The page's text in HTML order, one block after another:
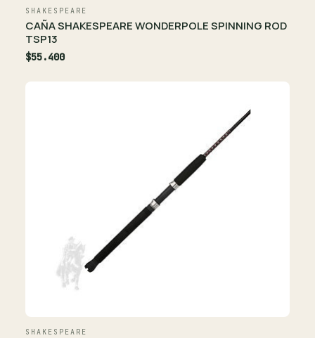
SHAKESPEARE
CAÑA SHAKESPEARE WONDERPOLE SPINNING ROD
TSP13
$55.400
SHAKESPEARE